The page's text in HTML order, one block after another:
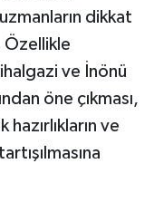
dikkat
Özellikle
ve İnönü
öne çıkması,
ve